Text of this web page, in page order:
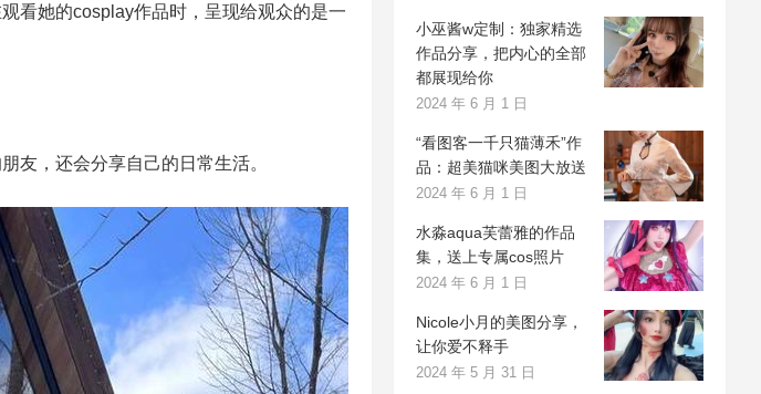
看她的cosplay作品时，呈现给观众的是一
友，还会分享自己的日常生活。
小巫酱w定制：独家精选
作品分享，把内心的全部
都展现给你
2024 年 6 月 1 日
“看图客一千只猫薄禾”作
品：超美猫咪美图大放送
2024 年 6 月 1 日
水淼aqua芙蕾雅的作品
集，送上专属cos照片
2024 年 6 月 1 日
Nicole小月的美图分享，
让你爱不释手
2024 年 5 月 31 日